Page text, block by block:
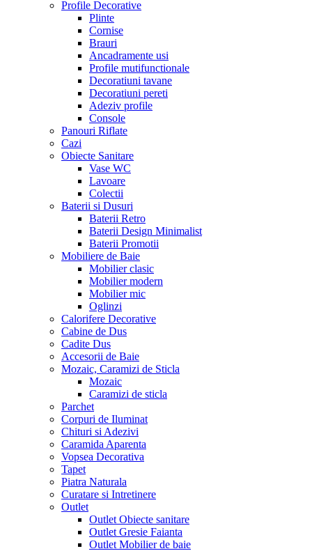
Profile Decorative
Plinte
Cornise
Brauri
Ancadramente usi
Profile mutifunctionale
Decoratiuni tavane
Decoratiuni pereti
Adeziv profile
Console
Panouri Riflate
Cazi
Obiecte Sanitare
Vase WC
Lavoare
Colectii
Baterii si Dusuri
Baterii Retro
Baterii Design Minimalist
Baterii Promotii
Mobiliere de Baie
Mobilier clasic
Mobilier modern
Mobilier mic
Oglinzi
Calorifere Decorative
Cabine de Dus
Cadite Dus
Accesorii de Baie
Mozaic, Caramizi de Sticla
Mozaic
Caramizi de sticla
Parchet
Corpuri de Iluminat
Chituri si Adezivi
Caramida Aparenta
Vopsea Decorativa
Tapet
Piatra Naturala
Curatare si Intretinere
Outlet
Outlet Obiecte sanitare
Outlet Gresie Faianta
Outlet Mobilier de baie